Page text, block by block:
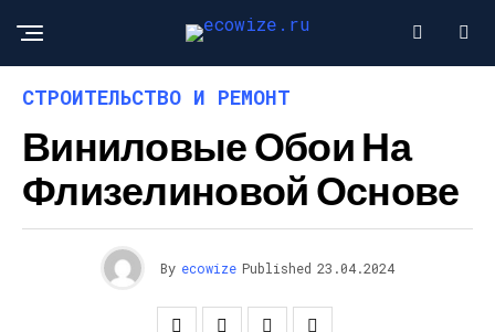
СТРОИТЕЛЬСТВО И РЕМОНТ
Виниловые Обои На
Флизелиновой Основе
By ecowize Published 23.04.2024